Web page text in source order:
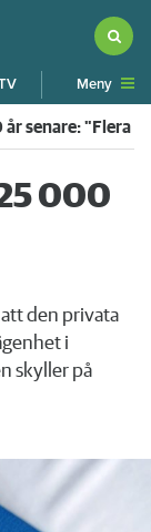
Meny
– nu kräver
000
den privata
i
skyller på